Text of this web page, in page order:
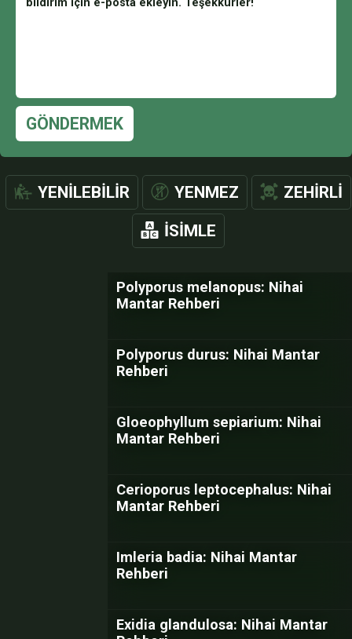
GÖNDERMEK
YENILEBILIR YENMEZ ZEHIRLI
İSIMLE
Polyporus melanopus: Nihai
Mantar Rehberi
Polyporus durus: Nihai Mantar
Rehberi
Gloeophyllum sepiarium: Nihai
Mantar Rehberi
Cerioporus leptocephalus: Nihai
Mantar Rehberi
Imleria badia: Nihai Mantar
Rehberi
Exidia glandulosa: Nihai Mantar